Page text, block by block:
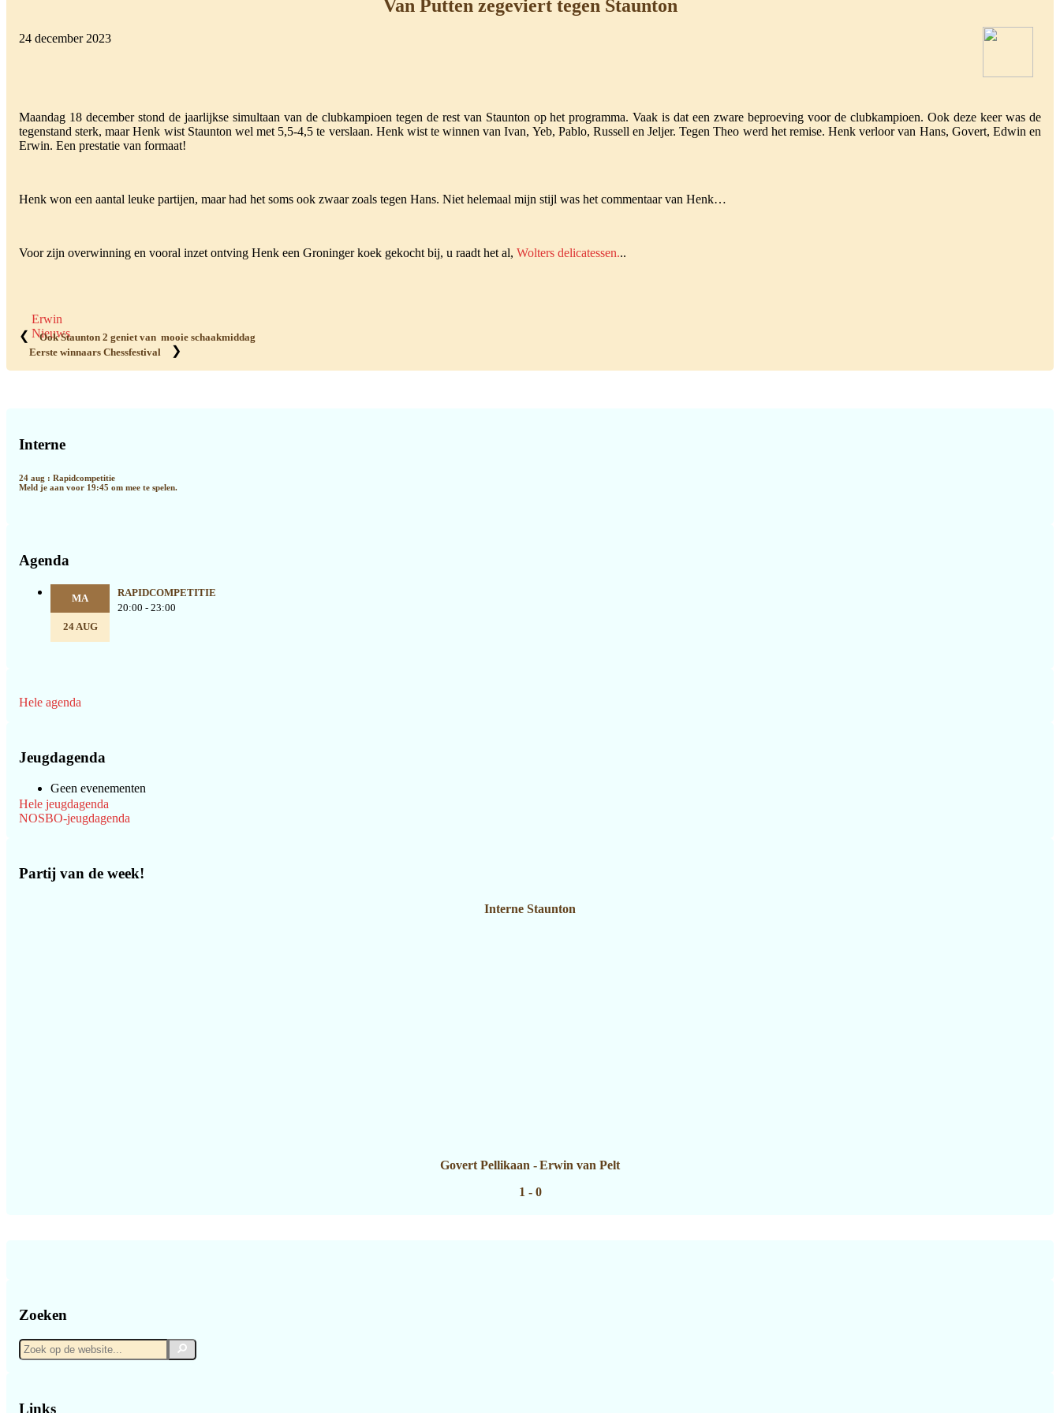
Van Putten zegeviert tegen Staunton
24 december 2023
Maandag 18 december stond de jaarlijkse simultaan van de clubkampioen tegen de rest van Staunton op het programma. Vaak is dat een zware beproeving voor de clubkampioen. Ook deze keer was de
tegenstand sterk, maar Henk wist Staunton wel met 5,5-4,5 te verslaan. Henk wist te winnen van Ivan, Yeb, Pablo, Russell en Jeljer. Tegen Theo werd het remise. Henk verloor van Hans, Govert, Edwin en
Erwin. Een prestatie van formaat!
Henk won een aantal leuke partijen, maar had het soms ook zwaar zoals tegen Hans. Niet helemaal mijn stijl was het commentaar van Henk…
Voor zijn overwinning en vooral inzet ontving Henk een Groninger koek gekocht bij, u raadt het al, Wolters delicatessen...
Erwin
Nieuws
❮
Ook Staunton 2 geniet van mooie schaakmiddag
Eerste winnaars Chessfestival
❯
Sidebar
Interne
24 aug : Rapidcompetitie
Meld je aan voor 19:45 om mee te spelen.
Agenda
MA
24 AUG
RAPIDCOMPETITIE
20:00 - 23:00
Hele agenda
Jeugdagenda
Geen evenementen
Hele jeugdagenda
NOSBO-jeugdagenda
Partij van de week!
Interne Staunton
Govert Pellikaan - Erwin van Pelt
1 - 0
Zoeken
Zoek
op
Zoek
Links